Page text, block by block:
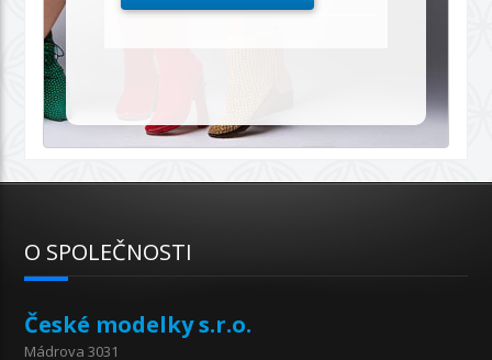
O SPOLEČNOSTI
České modelky s.r.o.
Mádrova 3031